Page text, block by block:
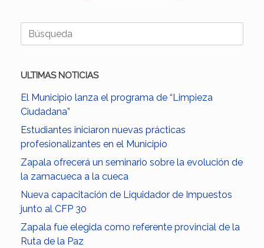
Buscar:
ULTIMAS NOTICIAS
El Municipio lanza el programa de “Limpieza
Ciudadana”
Estudiantes iniciaron nuevas prácticas
profesionalizantes en el Municipio
Zapala ofrecerá un seminario sobre la evolución de
la zamacueca a la cueca
Nueva capacitación de Liquidador de Impuestos
junto al CFP 30
Zapala fue elegida como referente provincial de la
Ruta de la Paz